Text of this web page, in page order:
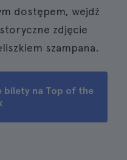
dostępem, wejdź
zdjęcie
szampana.
bilety na Top of the